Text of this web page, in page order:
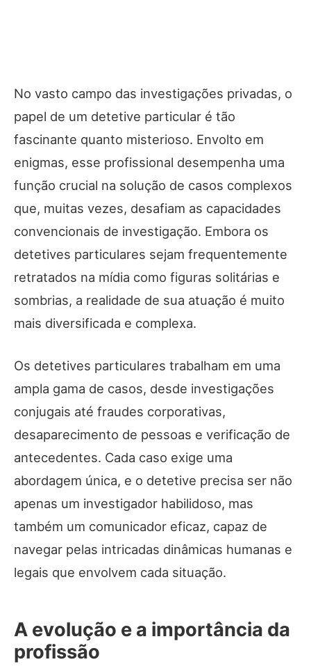
No vasto campo das investigações privadas, o
papel de um detetive particular é tão
fascinante quanto misterioso. Envolto em
enigmas, esse profissional desempenha uma
função crucial na solução de casos complexos
que, muitas vezes, desafiam as capacidades
convencionais de investigação. Embora os
detetives particulares sejam frequentemente
retratados na mídia como figuras solitárias e
sombrias, a realidade de sua atuação é muito
mais diversificada e complexa.
Os detetives particulares trabalham em uma
ampla gama de casos, desde investigações
conjugais até fraudes corporativas,
desaparecimento de pessoas e verificação de
antecedentes. Cada caso exige uma
abordagem única, e o detetive precisa ser não
apenas um investigador habilidoso, mas
também um comunicador eficaz, capaz de
navegar pelas intricadas dinâmicas humanas e
legais que envolvem cada situação.
A evolução e a importância da
profissão